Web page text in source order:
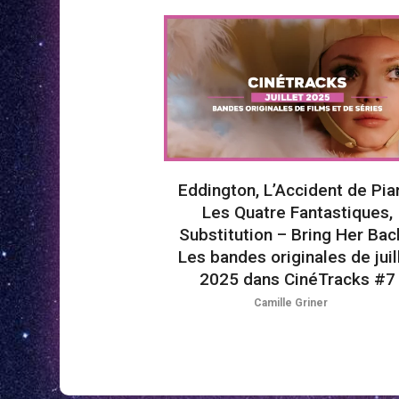
Eddington, L’Accident de
Les Quatre Fantastiques,
Substitution – Bring Her
Les bandes originales de
2025 dans CinéTracks #7
Camille Griner